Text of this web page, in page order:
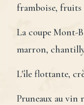
framboise, fruits
La coupe Mont-
marron,
L'île flottante,
Pruneaux au vin